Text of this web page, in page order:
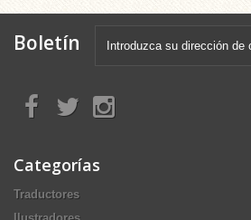
Boletín
Categorías
Traductores